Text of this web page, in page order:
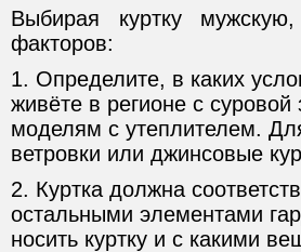
Выбирая куртку
факторов:
1. Определите, в каких
живёте в регионе с
моделям с утеплителем.
ветровки или джинсовые
2. Куртка должна
остальными элементами
носить куртку и с какими